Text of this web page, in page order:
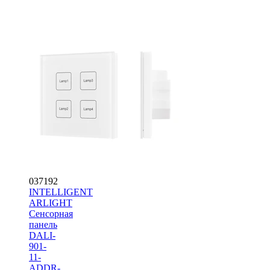
037192
INTELLIGENT
ARLIGHT
Сенсорная
панель
DALI-
901-
11-